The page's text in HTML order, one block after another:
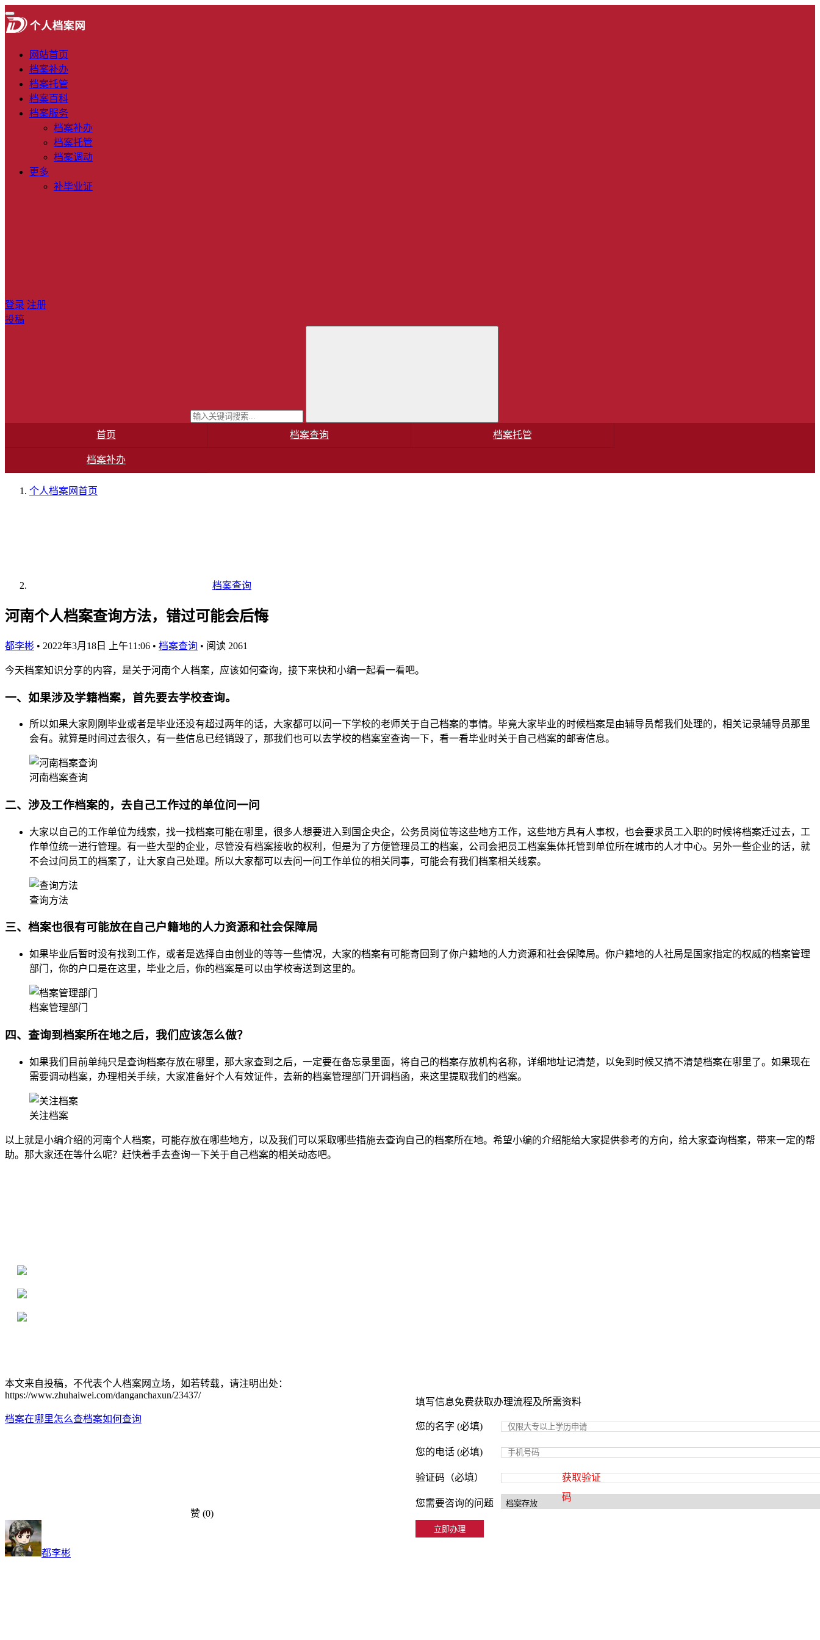
网站首页
档案补办
档案托管
档案百科
档案服务
档案补办
档案托管
档案调动
更多
补毕业证
登录 注册
投稿
首页 档案查询 档案托管
档案补办
个人档案网首页
档案查询
河南个人档案查询方法，错过可能会后悔
都李彬 • 2022年3月18日 上午11:06 • 档案查询 • 阅读 2061
今天档案知识分享的内容，是关于河南个人档案，应该如何查询，接下来快和小编一起看一看吧。
一、如果涉及学籍档案，首先要去学校查询。
所以如果大家刚刚毕业或者是毕业还没有超过两年的话，大家都可以问一下学校的老师关于自己档案的事情。毕竟大家毕业的时候档案是由辅导员帮我们处理的，相关记录辅导员那里
会有。就算是时间过去很久，有一些信息已经销毁了，那我们也可以去学校的档案室查询一下，看一看毕业时关于自己档案的邮寄信息。
河南档案查询
二、涉及工作档案的，去自己工作过的单位问一问
大家以自己的工作单位为线索，找一找档案可能在哪里，很多人想要进入到国企央企，公务员岗位等这些地方工作，这些地方具有人事权，也会要求员工入职的时候将档案迁过去，工
作单位统一进行管理。有一些大型的企业，尽管没有档案接收的权利，但是为了方便管理员工的档案，公司会把员工档案集体托管到单位所在城市的人才中心。另外一些企业的话，就
不会过问员工的档案了，让大家自己处理。所以大家都可以去问一问工作单位的相关同事，可能会有我们档案相关线索。
查询方法
三、档案也很有可能放在自己户籍地的人力资源和社会保障局
如果毕业后暂时没有找到工作，或者是选择自由创业的等等一些情况，大家的档案有可能寄回到了你户籍地的人力资源和社会保障局。你户籍地的人社局是国家指定的权威的档案管理
部门，你的户口是在这里，毕业之后，你的档案是可以由学校寄送到这里的。
档案管理部门
四、查询到档案所在地之后，我们应该怎么做？
如果我们目前单纯只是查询档案存放在哪里，那大家查到之后，一定要在备忘录里面，将自己的档案存放机构名称，详细地址记清楚，以免到时候又搞不清楚档案在哪里了。如果现在
需要调动档案，办理相关手续，大家准备好个人有效证件，去新的档案管理部门开调档函，来这里提取我们的档案。
关注档案
以上就是小编介绍的河南个人档案，可能存放在哪些地方，以及我们可以采取哪些措施去查询自己的档案所在地。希望小编的介绍能给大家提供参考的方向，给大家查询档案，带来一定的帮
助。那大家还在等什么呢？赶快着手去查询一下关于自己档案的相关动态吧。
填写信息免费获取办理流程及所需资料
您的名字 (必填)
您的电话 (必填)
验证码（必填）
获取验证
码
您需要咨询的问题
本文来自投稿，不代表个人档案网立场，如若转载，请注明出处：
https://www.zhuhaiwei.com/danganchaxun/23437/
档案在哪里怎么查档案如何查询
赞 (0)
都李彬